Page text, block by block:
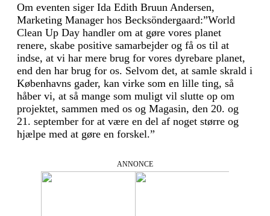
Om eventen siger Ida Edith Bruun Andersen,
Marketing Manager hos Becksöndergaard:”World
Clean Up Day handler om at gøre vores planet
renere, skabe positive samarbejder og få os til at
indse, at vi har mere brug for vores dyrebare planet,
end den har brug for os. Selvom det, at samle skrald i
Københavns gader, kan virke som en lille ting, så
håber vi, at så mange som muligt vil slutte op om
projektet, sammen med os og Magasin, den 20. og
21. september for at være en del af noget større og
hjælpe med at gøre en forskel.”
ANNONCE